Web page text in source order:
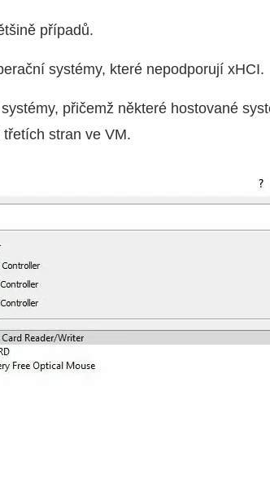
případů.
systémy, které nepodporují xHCI.
přičemž některé hostované
stran ve VM.